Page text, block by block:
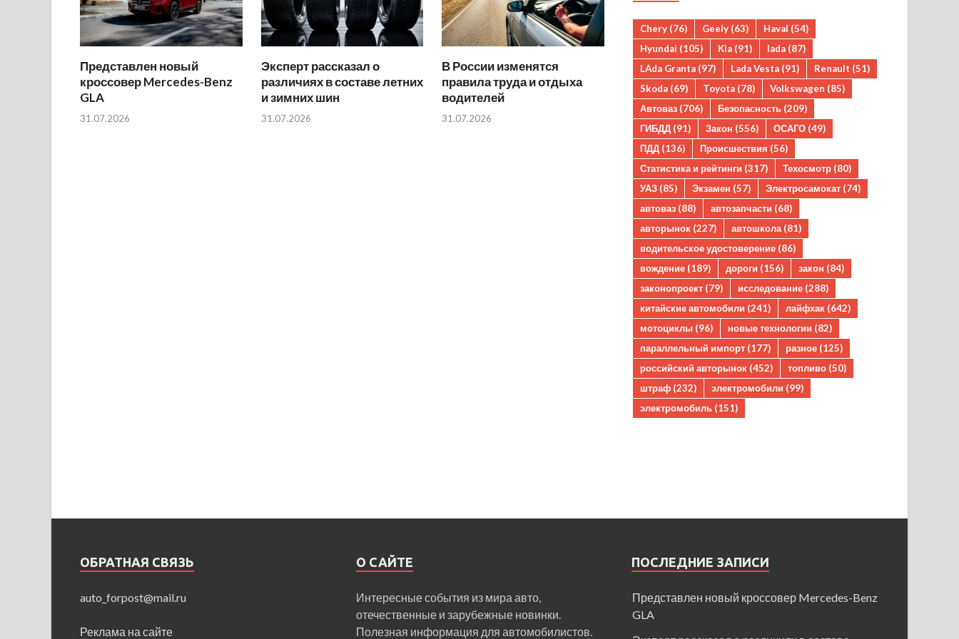
Представлен новый
кроссовер Mercedes-Benz
GLA
31.07.2026
Эксперт рассказал о
различиях в составе летних
и зимних шин
31.07.2026
В России изменятся
правила труда и отдыха
водителей
31.07.2026
Chery (76) Geely (63) Haval (54)
Hyundai (105) Kia (91) lada (87)
LAda Granta (97) Lada Vesta (91) Renault (51)
Skoda (69) Toyota (78) Volkswagen (85)
Автоваз (706) Безопасность (209)
ГИБДД (91) Закон (556) ОСАГО (49)
ПДД (136) Происшествия (56)
Статистика и рейтинги (317) Техосмотр (80)
УАЗ (85) Экзамен (57) Электросамокат (74)
автоваз (88) автозапчасти (68)
авторынок (227) автошкола (81)
водительское удостоверение (86)
вождение (189) дороги (156) закон (84)
законопроект (79) исследование (288)
китайские автомобили (241) лайфхак (642)
мотоциклы (96) новые технологии (82)
параллельный импорт (177) разное (125)
российский авторынок (452) топливо (50)
штраф (232) электромобили (99)
электромобиль (151)
ОБРАТНАЯ СВЯЗЬ
auto_forpost@mail.ru
Реклама на сайте
О САЙТЕ
Интересные события из мира авто,
отечественные и зарубежные новинки.
Полезная информация для автомобилистов.
ПОСЛЕДНИЕ ЗАПИСИ
Представлен новый кроссовер Mercedes-Benz
GLA